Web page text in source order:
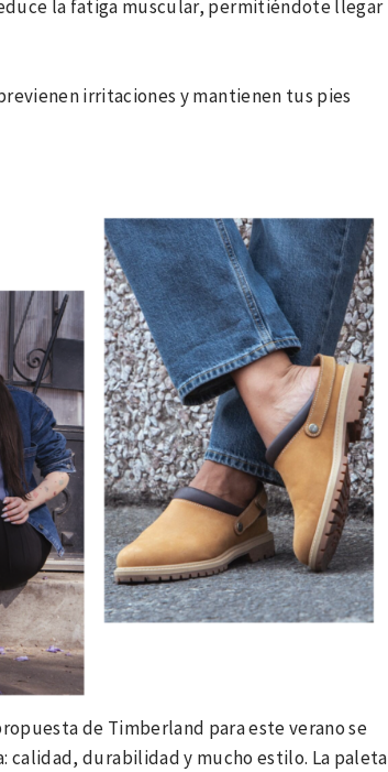
la fatiga muscular, permitiéndote llegar
irritaciones y mantienen tus pies
de Timberland para este verano se
calidad, durabilidad y mucho estilo. La paleta